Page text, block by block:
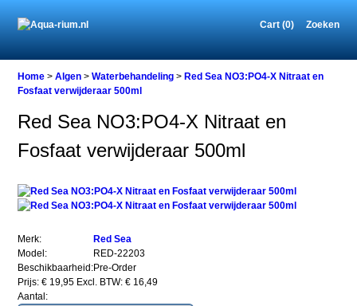
Cart (0) Zoeken
Home
Algen
Waterbehandeling
Red
NO3:PO4-
X
Fosfaat
verwijderaar
500ml
Home >Algen >Waterbehandeling >Red Sea NO3:PO4-X Nitraat en
Fosfaat verwijderaar 500ml
Red Sea NO3:PO4-X Nitraat en
Fosfaat verwijderaar 500ml
Merk:
Red Sea
Model:
RED-22203
Beschikbaarheid:Pre-Order
Prijs: € 19,95 Excl. BTW: € 16,49
Aantal: